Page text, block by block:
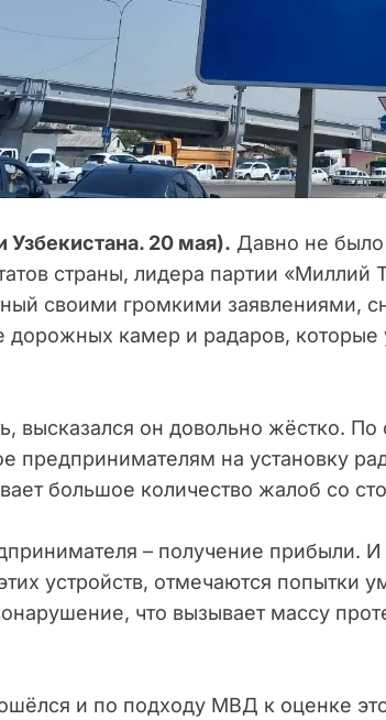
Узбекистана. 20 мая). Давно не
страны, лидера партии
своими громкими заявлениями,
дорожных камер и радаров, которые
высказался он довольно жёстко.
предпринимателям на установку
большое количество жалоб со
– получение прибыли.
устройств, отмечаются попытки
что вызывает массу
и по подходу МВД к оценке